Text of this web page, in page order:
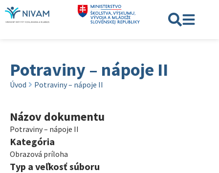
Potraviny – nápoje II
Úvod Potraviny – nápoje II
Názov dokumentu
Potraviny – nápoje II
Kategória
Obrazová príloha
Typ a veľkosť súboru